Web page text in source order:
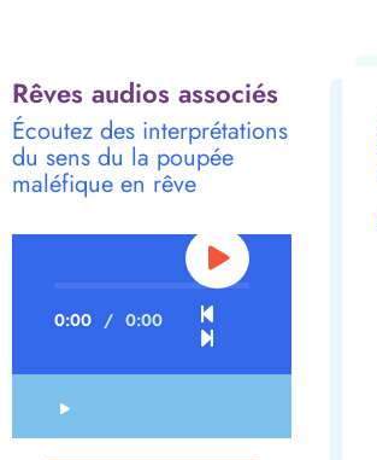
Rêves audios associés
Écoutez des interprétations
du sens du la poupée
maléfique en rêve
0:00 / 0:00